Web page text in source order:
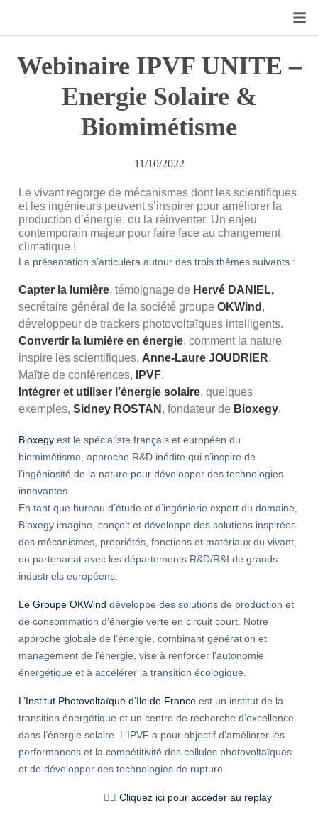
Webinaire IPVF UNITE –
Energie Solaire &
Biomimétisme
11/10/2022
Le vivant regorge de mécanismes dont les scientifiques
et les ingénieurs peuvent s’inspirer pour améliorer la
production d’énergie, ou la réinventer. Un enjeu
contemporain majeur pour faire face au changement
climatique !
La présentation s’articulera autour des trois thèmes suivants :
Capter la lumière, témoignage de Hervé DANIEL,
secrétaire général de la société groupe OKWind ,
développeur de trackers photovoltaïques intelligents.
Convertir la lumière en énergie, comment la nature
inspire les scientifiques, Anne-Laure JOUDRIER,
Maître de conférences,
IPVF.
Intégrer et utiliser l’énergie solaire, quelques
exemples, Sidney ROSTAN , fondateur de Bioxegy.
Bioxegy est le spécialiste français et européen du
biomimétisme, approche R&D inédite qui s’inspire de
l’ingéniosité de la nature pour développer des technologies
innovantes.
En tant que bureau d’étude et d’ingénierie expert du domaine,
Bioxegy imagine, conçoit et développe des solutions inspirées
des mécanismes, propriétés, fonctions et matériaux du vivant,
en partenariat avec les départements R&D/R&I de grands
industriels européens.
Le Groupe OKWind développe des solutions de production et
de consommation d’énergie verte en circuit court. Notre
approche globale de l’énergie, combinant génération et
management de l’énergie, vise à renforcer l’autonomie
énergétique et à accélérer la transition écologique.
L’Institut Photovoltaïque d’Ile de France est un institut de la
transition énergétique et un centre de recherche d’excellence
dans l’énergie solaire. L’IPVF a pour objectif d’améliorer les
performances et la compétitivité des cellules photovoltaïques
et de développer des technologies de rupture.
👉🏻 Cliquez ici pour accéder au replay